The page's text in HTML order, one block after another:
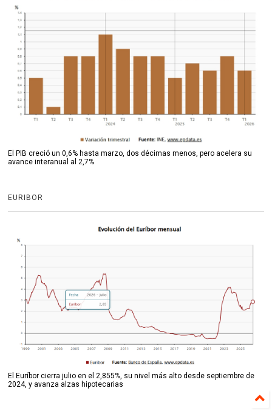
El PIB creció un 0,6% hasta marzo, dos décimas menos, pero acelera su
avance interanual al 2,7%
EURIBOR
El Euríbor cierra julio en el 2,855%, su nivel más alto desde septiembre de
2024, y avanza alzas hipotecarias